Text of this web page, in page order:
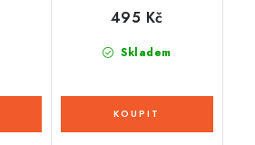
Skladem
495 Kč